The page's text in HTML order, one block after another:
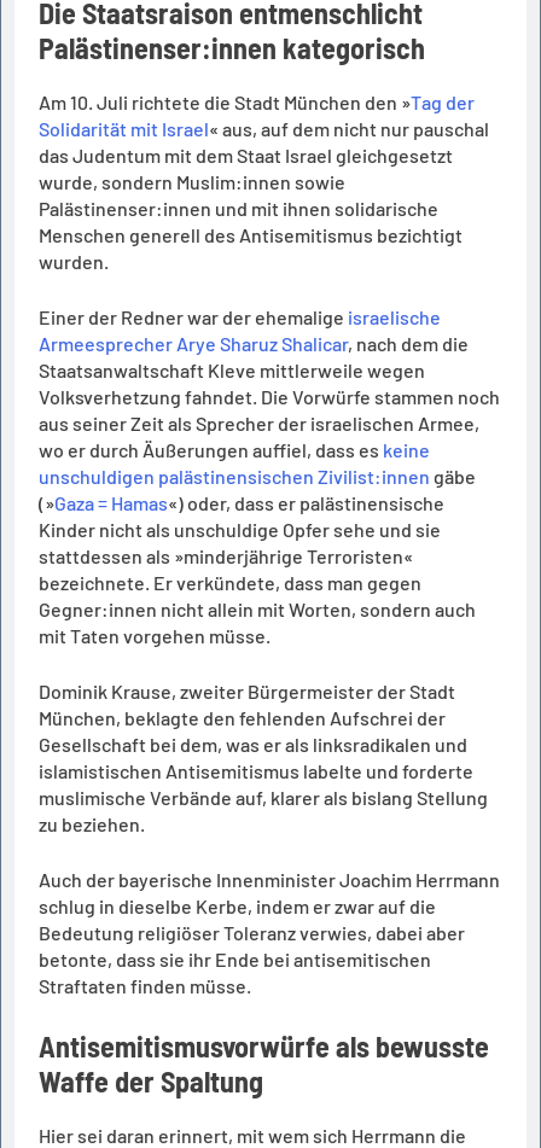
Die Staatsraison entmenschlicht
Palästinenser:innen kategorisch
Am 10. Juli richtete die Stadt München den »Tag der
Solidarität mit Israel« aus, auf dem nicht nur pauschal
das Judentum mit dem Staat Israel gleichgesetzt
wurde, sondern Muslim:innen sowie
Palästinenser:innen und mit ihnen solidarische
Menschen generell des Antisemitismus bezichtigt
wurden.
Einer der Redner war der ehemalige israelische
Armeesprecher Arye Sharuz Shalicar, nach dem die
Staatsanwaltschaft Kleve mittlerweile wegen
Volksverhetzung fahndet. Die Vorwürfe stammen noch
aus seiner Zeit als Sprecher der israelischen Armee,
wo er durch Äußerungen auffiel, dass es keine
unschuldigen palästinensischen Zivilist:innen gäbe
(»Gaza = Hamas«) oder, dass er palästinensische
Kinder nicht als unschuldige Opfer sehe und sie
stattdessen als »minderjährige Terroristen«
bezeichnete. Er verkündete, dass man gegen
Gegner:innen nicht allein mit Worten, sondern auch
mit Taten vorgehen müsse.
Dominik Krause, zweiter Bürgermeister der Stadt
München, beklagte den fehlenden Aufschrei der
Gesellschaft bei dem, was er als linksradikalen und
islamistischen Antisemitismus labelte und forderte
muslimische Verbände auf, klarer als bislang Stellung
zu beziehen.
Auch der bayerische Innenminister Joachim Herrmann
schlug in dieselbe Kerbe, indem er zwar auf die
Bedeutung religiöser Toleranz verwies, dabei aber
betonte, dass sie ihr Ende bei antisemitischen
Straftaten finden müsse.
Antisemitismusvorwürfe als bewusste
Waffe der Spaltung
Hier sei daran erinnert, mit wem sich Herrmann die